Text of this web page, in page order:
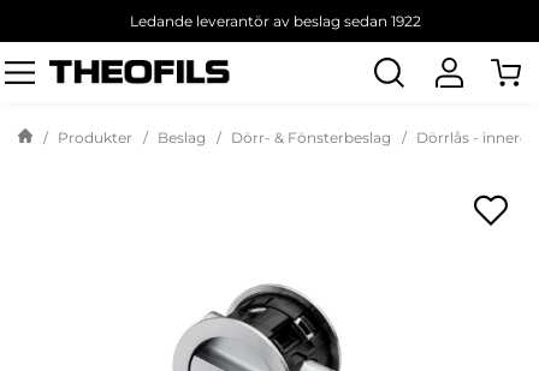
Ledande leverantör av beslag sedan 1922
Sök
produkt
Produkter Beslag Dörr- & Fönsterbeslag Dörrlås -